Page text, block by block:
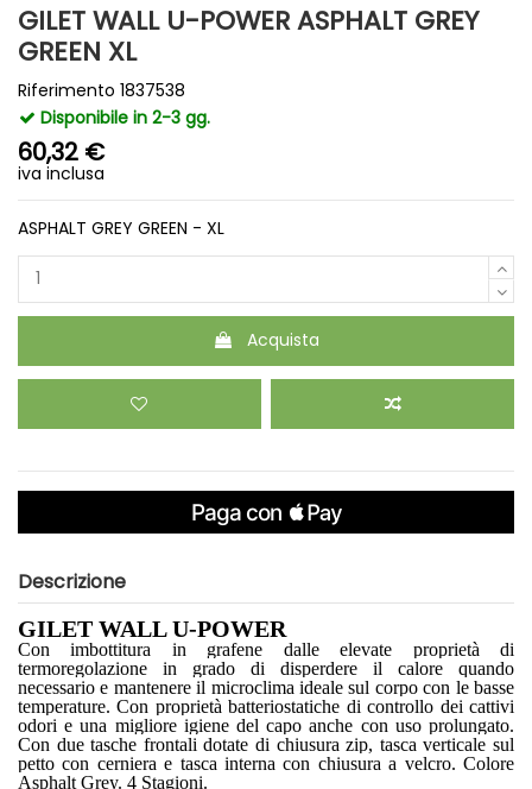
GILET WALL U-POWER ASPHALT GREY
GREEN XL
Riferimento 1837538
Disponibile in 2-3 gg.
60,32 €
iva inclusa
ASPHALT GREY GREEN - XL
Acquista
Descrizione
GILET WALL U-POWER
Con imbottitura in grafene dalle elevate proprietà di
termoregolazione in grado di disperdere il calore quando
necessario e mantenere il microclima ideale sul corpo con le basse
temperature. Con proprietà batteriostatiche di controllo dei cattivi
odori e una migliore igiene del capo anche con uso prolungato.
Con due tasche frontali dotate di chiusura zip, tasca verticale sul
petto con cerniera e tasca interna con chiusura a velcro. Colore
Asphalt Grey. 4 Stagioni.